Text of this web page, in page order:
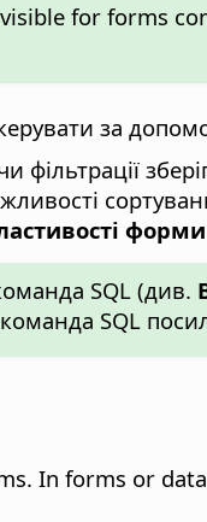
for forms
за
фільтрації
SQL (див.
SQL
In forms or